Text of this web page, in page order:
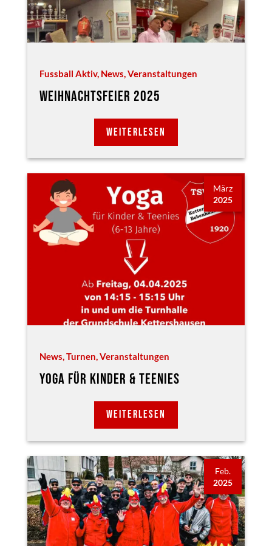
Fussball Aktiv, News,Veranstaltungen
WEIHNACHTSFEIER 2025
WEITERLESEN
März
2025
News,Turnen,Veranstaltungen
YOGA FÜR KINDER & TEENIES
WEITERLESEN
Feb.
2025